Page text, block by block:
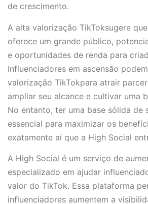
de crescimento.
A alta valorização TikToksugere
oferece um grande público,
e oportunidades de renda para
Influenciadores em ascensão
valorização TikTokpara atrair
ampliar seu alcance e cultivar uma
No entanto, ter uma base sólida de
essencial para maximizar os
exatamente aí que a High Social
A High Social é um serviço de
especializado em ajudar
valor do TikTok. Essa plataforma
influenciadores aumentem a